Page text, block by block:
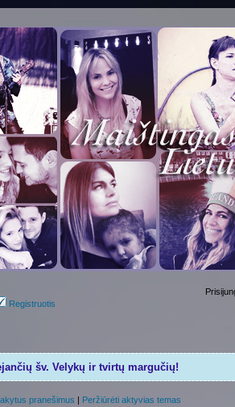
Registruotis
šv. Velykų ir tvirtų margučių!
pranešimus | Peržiūrėti aktyvias temas